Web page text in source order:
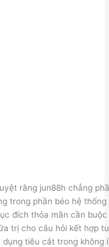
rằng jun88h chẳng
trong phần béo hệ
đích thỏa mãn cần
trị cho câu hỏi kết hợp
tiêu cắt trong